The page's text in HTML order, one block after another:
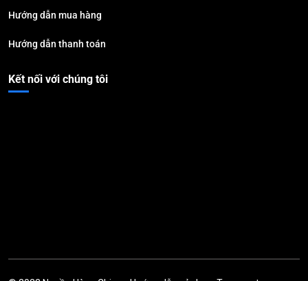
Hướng dẫn mua hàng
Hướng dẫn thanh toán
Kết nối với chúng tôi